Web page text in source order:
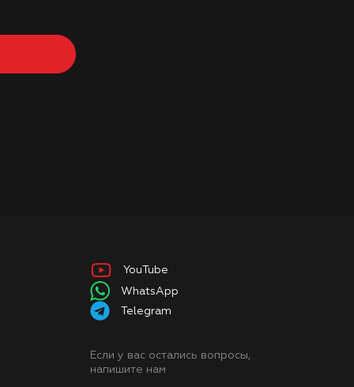
YouTube
WhatsApp
Telegram
Если у вас остались вопросы,
напишите нам